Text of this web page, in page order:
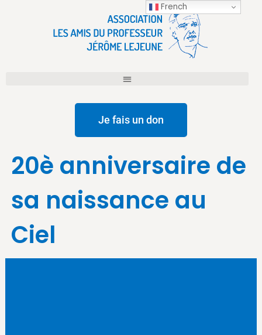
Je fais un don
20è anniversaire de
sa naissance au
Ciel
French